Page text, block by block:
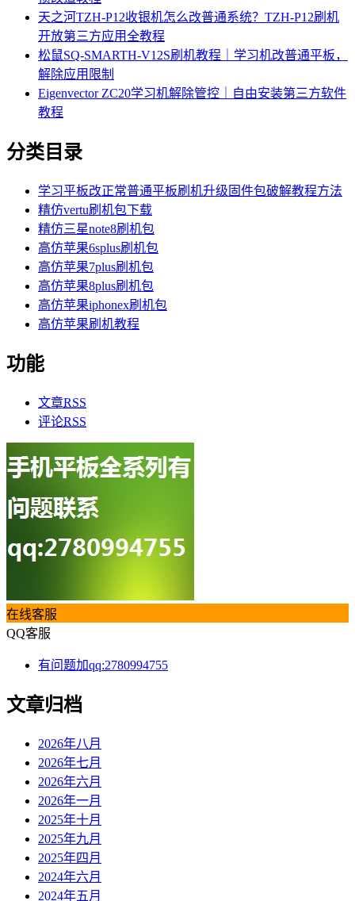
天之河TZH-P12收银机怎么改普通系统？TZH-P12刷机
开放第三方应用全教程
松鼠SQ-SMARTH-V12S刷机教程｜学习机改普通平板，
解除应用限制
Eigenvector ZC20学习机解除管控｜自由安装第三方软件
教程
分类目录
学习平板改正常普通平板刷机升级固件包破解教程方法
精仿vertu刷机包下载
精仿三星note8刷机包
高仿苹果6splus刷机包
高仿苹果7plus刷机包
高仿苹果8plus刷机包
高仿苹果iphonex刷机包
高仿苹果刷机教程
功能
文章RSS
评论RSS
在线客服
QQ客服
有问题加qq:2780994755
文章归档
2026年八月
2026年七月
2026年六月
2026年一月
2025年十月
2025年九月
2025年四月
2024年六月
2024年五月